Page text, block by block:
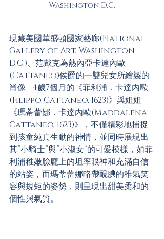
Washington D.C.
現藏美國華盛頓國家藝廊(National
Gallery of Art, Washington
D.C.)、范戴克為熱內亞卡達內歐
(Cattaneo)侯爵的一雙兒女所繪製的
肖像—4歲7個月的《菲利浦．卡達內歐
(Filippo Cattaneo, 1623)》與姐姐
《瑪蒂蕾娜．卡達內歐(Maddalena
Cattaneo, 1623)》，不僅精彩地捕捉
到孩童純真生動的神情，並同時展現出
其”小騎士”與”小淑女“的可愛模樣，如菲
利浦稚嫩臉龐上的坦率眼神和充滿自信
的站姿，而瑪蒂蕾娜略帶靦腆的稚氣笑
容與規矩的姿勢，則呈現出甜美柔和的
個性與氣質。